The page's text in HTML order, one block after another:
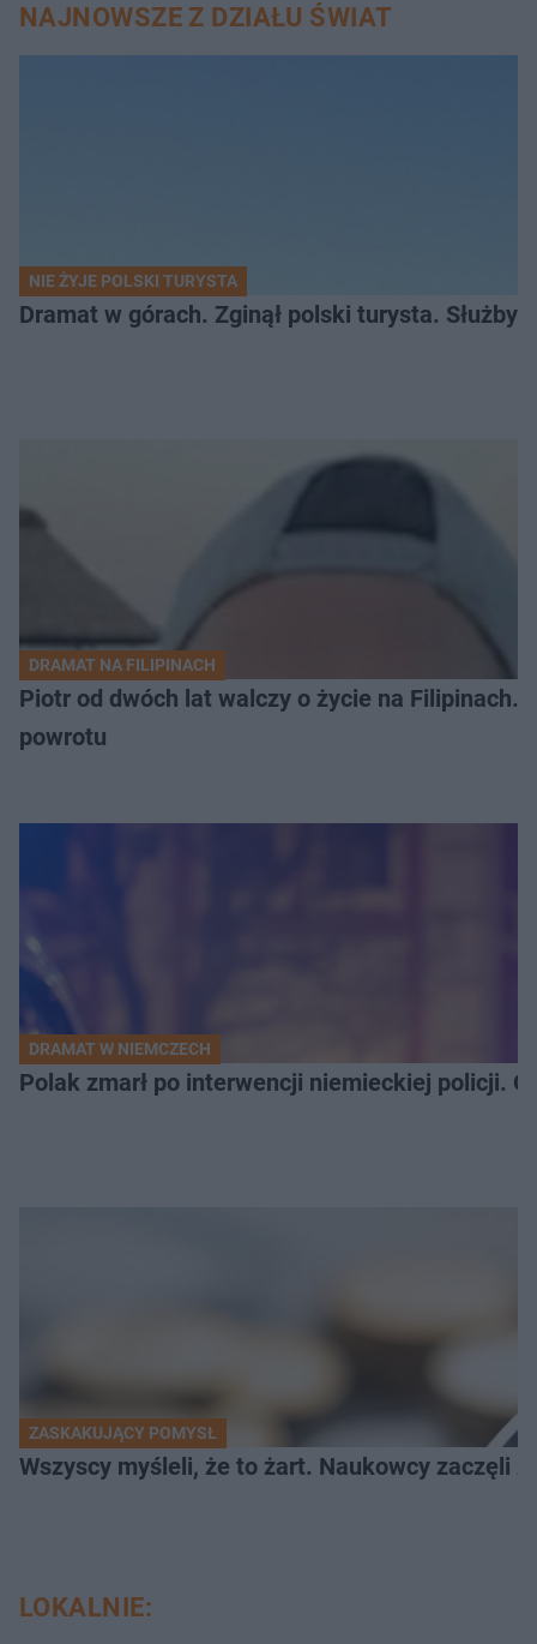
NAJNOWSZE Z DZIAŁU ŚWIAT
NIE ŻYJE POLSKI TURYSTA
Dramat w górach. Zginął polski turysta. Służby
DRAMAT NA FILIPINACH
Piotr od dwóch lat walczy o życie na Filipinach.
powrotu
DRAMAT W NIEMCZECH
Polak zmarł po interwencji niemieckiej policji.
ZASKAKUJĄCY POMYSŁ
Wszyscy myśleli, że to żart. Naukowcy zaczęli
LOKALNIE: